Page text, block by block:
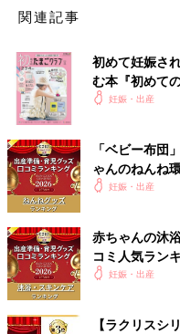
HARUさん(@dunia_haru)
エコー検査のとき、ほぼ毎
配した
トンを手づくり。妊娠10カ
そう。白い毛糸は『Craft
リボン部分はほかの作品の
ミトン、きっと柔らかく赤
関連記事
初めて妊娠さ
む本『初めて
妊娠・出産
「ベビー布団
ゃんのねんね
まひよ 赤ちゃ
妊娠・出産
赤ちゃんの沐
コミ人気ラン
2026】
妊娠・出産
【ラクリス